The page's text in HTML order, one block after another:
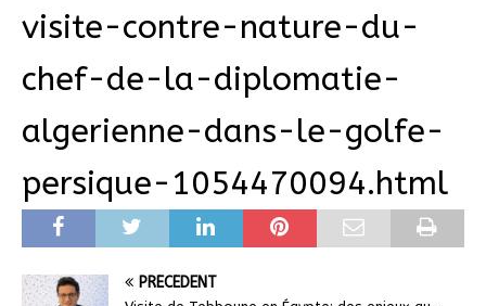
visite-contre-nature-du-
chef-de-la-diplomatie-
algerienne-dans-le-golfe-
persique-1054470094.html
PRÉCÉDENT